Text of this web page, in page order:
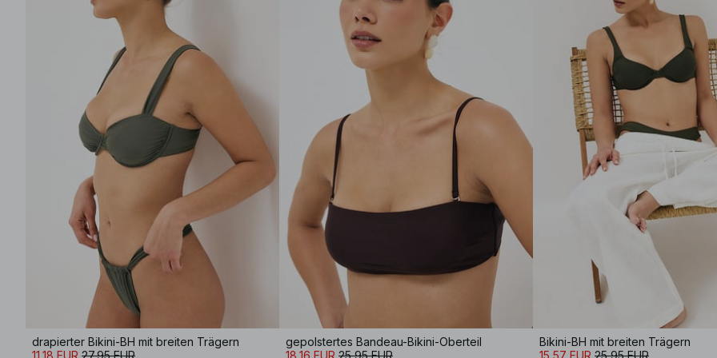
drapierter Bikini-BH mit breiten Trägern
11,18 EUR 27,95 EUR
gepolstertes Bandeau-Bikini-Oberteil
18,16 EUR 25,95 EUR
Bikini-BH mit breiten Trägern
15,57 EUR 25,95 EUR